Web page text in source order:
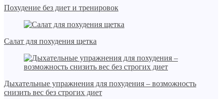
Похудение без диет и тренировок
Салат для похудения щетка
Дыхательные упражнения для похудения – возможность
снизить вес без строгих диет